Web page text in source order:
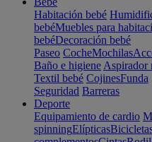
Habitación bebé
bebéMuebles para
bebéDecoración bebé
Paseo CocheMochilas
Baño e higiene Aspirador
Textil bebé CojinesFunda
Seguridad Barreras
Deporte
Equipamiento de cardio
spinningElípticas